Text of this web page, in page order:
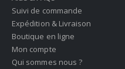
Suivi de commande
Expédition & Livraison
Boutique en ligne
Mon compte
Qui sommes nous ?